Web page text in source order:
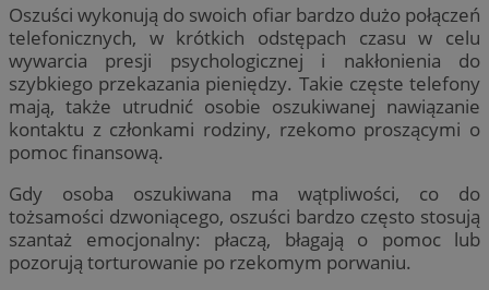
Oszuści wykonują do swoich ofiar bardzo dużo połączeń
telefonicznych, w krótkich odstępach czasu w celu
wywarcia presji psychologicznej i nakłonienia do
szybkiego przekazania pieniędzy. Takie częste telefony
mają, także utrudnić osobie oszukiwanej nawiązanie
kontaktu z członkami rodziny, rzekomo proszącymi o
pomoc finansową.
Gdy osoba oszukiwana ma wątpliwości, co do
tożsamości dzwoniącego, oszuści bardzo często stosują
szantaż emocjonalny: płaczą, błagają o pomoc lub
pozorują torturowanie po rzekomym porwaniu.